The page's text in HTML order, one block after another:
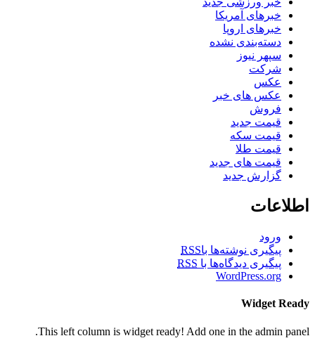
خبرهای آمریکا
خبرهای اروپا
دسته‌بندی نشده
سپهر نیوز
شرکت
عکس
عکس های خبر
فروش
قیمت جدید
قیمت سکه
قیمت طلا
قیمت های جدید
گزارش جدید
اطلاعات
ورود
پیگیری نوشته‌ها باRSS
پیگیری دیدگاه‌ها با RSS
WordPress.org
Widget Ready
This left column is widget ready! Add one in the admin panel.